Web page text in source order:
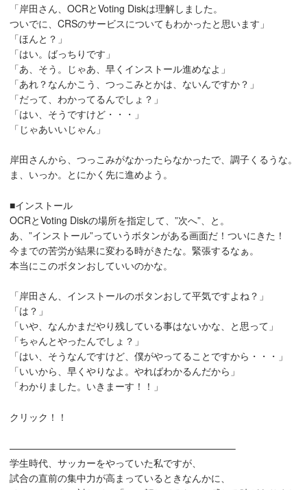
「岸田さん、OCRとVoting Diskは理解しました。
ついでに、CRSのサービスについてもわかったと思います」
「ほんと？」
「はい。ばっちりです」
「あ、そう。じゃあ、早くインストール進めなよ」
「あれ？なんかこう、つっこみとかは、ないんですか？」
「だって、わかってるんでしょ？」
「はい、そうですけど・・・」
「じゃあいいじゃん」
岸田さんから、つっこみがなかったらなかったで、調子くるうな。
ま、いっか。とにかく先に進めよう。
■インストール
OCRとVoting Diskの場所を指定して、”次へ”、と。
あ、”インストール”っていうボタンがある画面だ！ついにきた！
今までの苦労が結果に変わる時がきたな。緊張するなぁ。
本当にこのボタンおしていいのかな。
「岸田さん、インストールのボタンおして平気ですよね？」
「は？」
「いや、なんかまだやり残している事はないかな、と思って」
「ちゃんとやったんでしょ？」
「はい、そうなんですけど、僕がやってることですから・・・」
「いいから、早くやりなよ。やればわかるんだから」
「わかりました。いきまーす！！」
クリック！！
———————————————————————–
学生時代、サッカーをやっていた私ですが、
試合の直前の集中力が高まっているときなんかに、